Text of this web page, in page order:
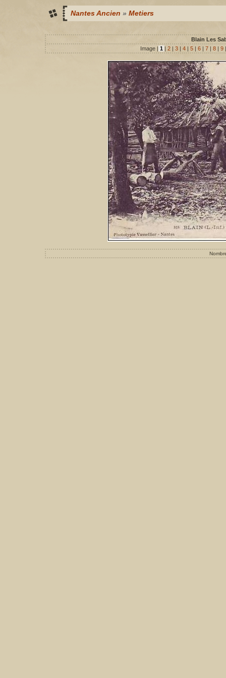
Nantes Ancien » Metiers
Blain Les
Image | 1 | 2 | 3 | 4 | 5 | 6 | 7 | 8 | 9 |